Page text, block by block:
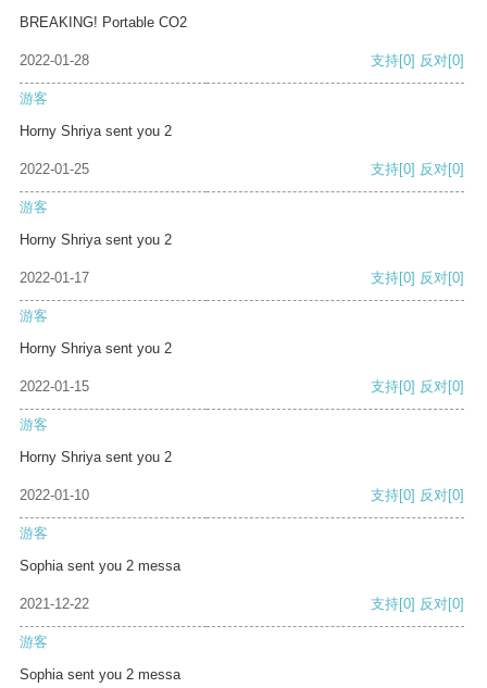
BREAKING! Portable CO2
2022-01-28 支持[0] 反对[0]
游客
Horny Shriya sent you 2
2022-01-25 支持[0] 反对[0]
游客
Horny Shriya sent you 2
2022-01-17 支持[0] 反对[0]
游客
Horny Shriya sent you 2
2022-01-15 支持[0] 反对[0]
游客
Horny Shriya sent you 2
2022-01-10 支持[0] 反对[0]
游客
Sophia sent you 2 messa
2021-12-22 支持[0] 反对[0]
游客
Sophia sent you 2 messa